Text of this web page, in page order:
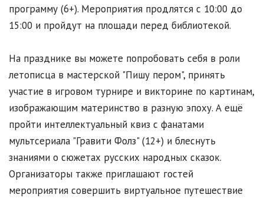
программу (6+). Мероприятия продлятся с 10:00 до
15:00 и пройдут на площади перед библиотекой.
На празднике вы можете попробовать себя в роли
летописца в мастерской "Пишу пером", принять
участие в игровом турнире и викторине по картинам,
изображающим материнство в разную эпоху. А ещё
пройти интеллектуальный квиз с фанатами
мультсериала "Гравити Фолз" (12+) и блеснуть
знаниями о сюжетах русских народных сказок.
Организаторы также приглашают гостей
мероприятия совершить виртуальное путешествие